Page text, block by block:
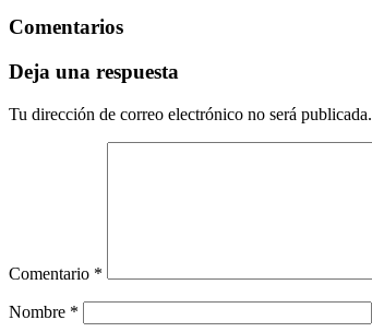
Comentarios
Deja una respuesta
Tu dirección de correo electrónico no será publicada.
Comentario *
Nombre *